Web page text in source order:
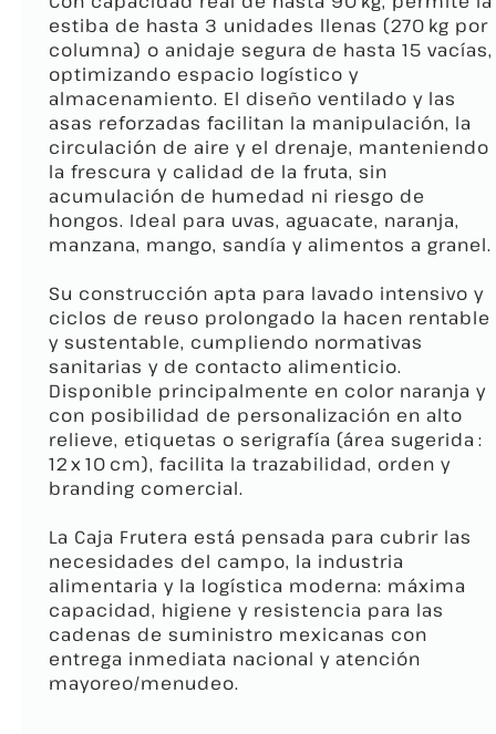
estiba de hasta 3 unidades llenas (270 kg por
columna) o anidaje segura de hasta 15 vacías,
optimizando espacio logístico y
almacenamiento. El diseño ventilado y las
asas reforzadas facilitan la manipulación, la
circulación de aire y el drenaje, manteniendo
la frescura y calidad de la fruta, sin
acumulación de humedad ni riesgo de
hongos. Ideal para uvas, aguacate, naranja,
manzana, mango, sandía y alimentos a granel.
Su construcción apta para lavado intensivo y
ciclos de reuso prolongado la hacen rentable
y sustentable, cumpliendo normativas
sanitarias y de contacto alimenticio.
Disponible principalmente en color naranja y
con posibilidad de personalización en alto
relieve, etiquetas o serigrafía (área sugerida :
12 x 10 cm), facilita la trazabilidad, orden y
branding comercial.
La Caja Frutera está pensada para cubrir las
necesidades del campo, la industria
alimentaria y la logística moderna: máxima
capacidad, higiene y resistencia para las
cadenas de suministro mexicanas con
entrega inmediata nacional y atención
mayoreo/menudeo.